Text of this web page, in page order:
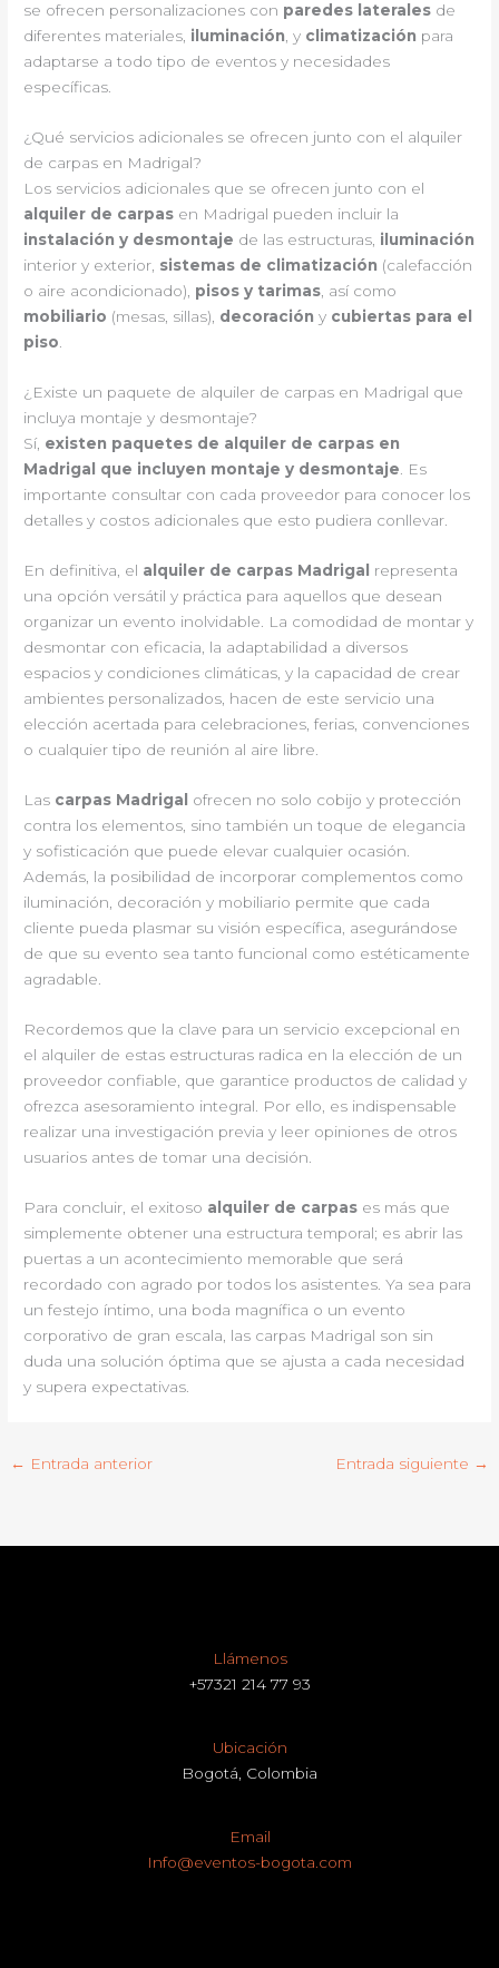
se ofrecen personalizaciones con paredes laterales de
diferentes materiales, iluminación, y climatización para
adaptarse a todo tipo de eventos y necesidades
específicas.
¿Qué servicios adicionales se ofrecen junto con el alquiler
de carpas en Madrigal?
Los servicios adicionales que se ofrecen junto con el
alquiler de carpas en Madrigal pueden incluir la
instalación y desmontaje de las estructuras, iluminación
interior y exterior, sistemas de climatización (calefacción
o aire acondicionado), pisos y tarimas, así como
mobiliario (mesas, sillas), decoración y cubiertas para el
piso.
¿Existe un paquete de alquiler de carpas en Madrigal que
incluya montaje y desmontaje?
Sí, existen paquetes de alquiler de carpas en
Madrigal que incluyen montaje y desmontaje . Es
importante consultar con cada proveedor para conocer los
detalles y costos adicionales que esto pudiera conllevar.
En definitiva, el alquiler de carpas Madrigal
representa
una opción versátil y práctica para aquellos que desean
organizar un evento inolvidable. La comodidad de montar y
desmontar con eficacia, la adaptabilidad a diversos
espacios y condiciones climáticas, y la capacidad de crear
ambientes personalizados, hacen de este servicio una
elección acertada para celebraciones, ferias, convenciones
o cualquier tipo de reunión al aire libre.
Las carpas Madrigal
ofrecen no solo cobijo y protección
contra los elementos, sino también un toque de elegancia
y sofisticación que puede elevar cualquier ocasión.
Además, la posibilidad de incorporar complementos como
iluminación, decoración y mobiliario permite que cada
cliente pueda plasmar su visión específica, asegurándose
de que su evento sea tanto funcional como estéticamente
agradable.
Recordemos que la clave para un servicio excepcional en
el alquiler de estas estructuras radica en la elección de un
proveedor confiable, que garantice productos de calidad y
ofrezca asesoramiento integral. Por ello, es indispensable
realizar una investigación previa y leer opiniones de otros
usuarios antes de tomar una decisión.
Para concluir, el exitoso alquiler de carpas es más que
simplemente obtener una estructura temporal; es abrir las
puertas a un acontecimiento memorable que será
recordado con agrado por todos los asistentes. Ya sea para
un festejo íntimo, una boda magnífica o un evento
corporativo de gran escala, las carpas Madrigal son sin
duda una solución óptima que se ajusta a cada necesidad
y supera expectativas.
← Entrada anterior Entrada siguiente →
Llámenos
+57321 214 77 93
Ubicación
Bogotá, Colombia
Email
Info@eventos-bogota.com